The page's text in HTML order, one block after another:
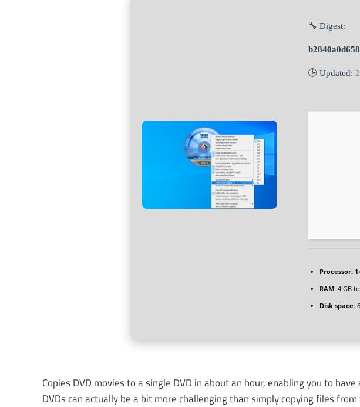
🔧 Digest:
🕒 Updated:
Processor:
RAM: 4 GB
Disk space:
Copies DVD movies to a single DVD in about an hour, enabling you to
DVDs can actually be a bit more challenging than simply copying files